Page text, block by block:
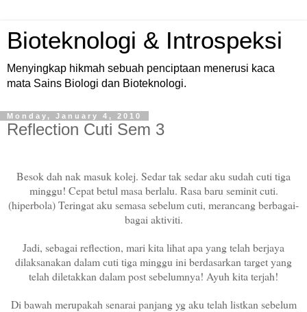
Bioteknologi & Introspeksi
Menyingkap hikmah sebuah penciptaan menerusi kaca
mata Sains Biologi dan Bioteknologi.
Monday, January 4, 2010
Reflection Cuti Sem 3
Besok dah nak masuk kolej. Sedar tak sedar aku sudah cuti tiga
minggu! Cepat betul masa berlalu. Rasa baru seminit cuti.
(hiperbola) Teringat aku semasa sebelum cuti, merancang berbagai-
bagai aktiviti.
Jadi, sebagai reflection, mari kita lihat apa yang telah berjaya
dilaksanakan dalam cuti tiga minggu ini berdasarkan target yang
telah diletakkan dalam post sebelumnya! Ayuh kita terjah!
Di bawah merupakah senarai panjang yg aku telah listkan sebelum